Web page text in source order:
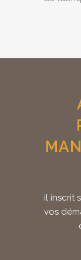
il inscrit
vos